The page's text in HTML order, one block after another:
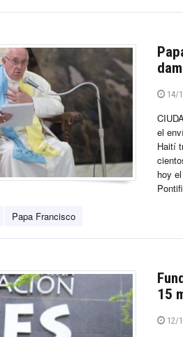
14/
el
Haití
hoy
Papa Francisco
15
12/